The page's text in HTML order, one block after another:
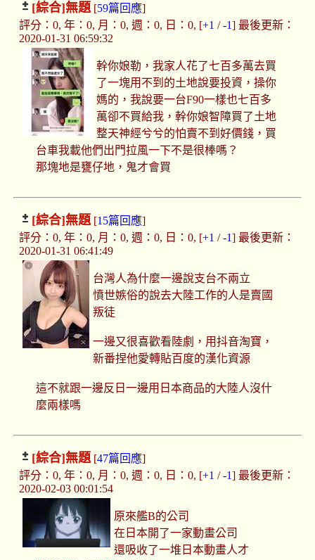
[綜合]無題[59篇回應]
評分：0, 年：0, 月：0, 週：0, 日：0, [+1 /-1] 最後更新：
2020-01-31 06:59:32
幹你娘勒，我家人花了七百多萬去買
了一塊用不到的土地說要投資，操你
媽的，我說要一台F90一樣也七百多
萬卻不買給我，幹你娘智障買了土地
整天神經兮兮的怕賣不到好價錢，買
台車我載他們出門拉風一下不是很棒嗎？
那塊地是甕仔地，鬼才會買
[綜合]無題[15篇回應]
評分：0, 年：0, 月：0, 週：0, 日：0, [+1 /-1] 最後更新：
2020-01-31 06:41:49
台灣人為什麼一邊說支台不兩立
憤世嫉俗的說去大陸工作的人是賣國
叛徒
一邊又很喜歡看陸劇，用抖音淘寶，
新番捏他愛轉貼百度的漢化資源
這不就跟一邊反日一邊用日本商品的大陸人沒什
麼兩樣嗎
[綜合]無題[47篇回應]
評分：0, 年：0, 月：0, 週：0, 日：0, [+1 /-1] 最後更新：
2020-02-03 00:01:54
原來艦B的公司
在日本開了一家動畫公司
還吸收了一堆日本動畫人才